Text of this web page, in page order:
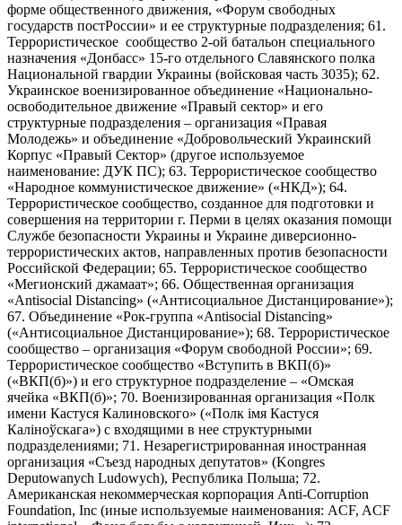
форме общественного движения, «Форум свободных
государств постРоссии» и ее структурные подразделения; 61.
Террористическое сообщество 2-ой батальон специального
назначения «Донбасс» 15-го отдельного Славянского полка
Национальной гвардии Украины (войсковая часть 3035); 62.
Украинское военизированное объединение «Национально-
освободительное движение «Правый сектор» и его
структурные подразделения – организация «Правая
Молодежь» и объединение «Добровольческий Украинский
Корпус «Правый Сектор» (другое используемое
наименование: ДУК ПС); 63. Террористическое сообщество
«Народное коммунистическое движение» («НКД»); 64.
Террористическое сообщество, созданное для подготовки и
совершения на территории г. Перми в целях оказания помощи
Службе безопасности Украины и Украине диверсионно-
террористических актов, направленных против безопасности
Российской Федерации; 65. Террористическое сообщество
«Мегионский джамаат»; 66. Общественная организация
«Antisocial Distancing» («Антисоциальное Дистанцирование»);
67. Объединение «Рок-группа «Antisocial Distancing»
(«Антисоциальное Дистанцирование»); 68. Террористическое
сообщество – организация «Форум свободной России»; 69.
Террористическое сообщество «Вступить в ВКП(б)»
(«ВКП(б)») и его структурное подразделение – «Омская
ячейка «ВКП(б)»; 70. Военизированная организация «Полк
имени Кастуся Калиновского» («Полк iмя Кастуся
Калiноўскага») с входящими в нее структурными
подразделениями; 71. Незарегистрированная иностранная
организация «Съезд народных депутатов» (Kongres
Deputowanych Ludowych), Республика Польша; 72.
Американская некоммерческая корпорация Anti-Corruption
Foundation, Inc (иные используемые наименования: ACF, ACF